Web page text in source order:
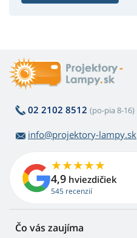
02 2102 8512 (po-pia 8-16)
info@projektory-lampy.sk
4,9 hviezdičiek
545 recenzií
Čo vás zaujíma